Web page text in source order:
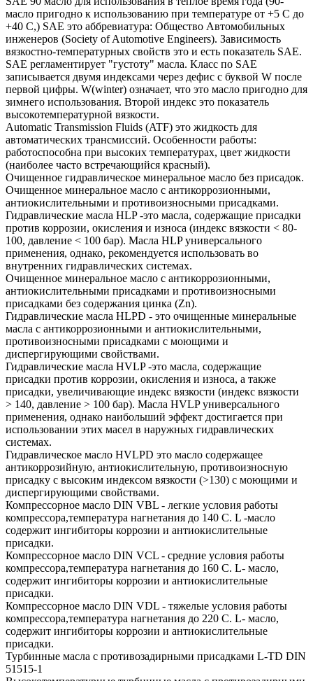
масло пригодно к использованию при температуре от +5 С до
+40 С,) SAE это аббревиатура: Общество Автомобильных
инженеров (Society of Automotive Engineers). Зависимость
вязкостно-температурных свойств это и есть показатель SAE.
SAE регламентирует "густоту" масла. Класс по SAE
записывается двумя индексами через дефис с буквой W после
первой цифры. W(winter) означает, что это масло пригодно для
зимнего использования. Второй индекс это показатель
высокотемпературной вязкости.
Automatic Transmission Fluids (ATF) это жидкость для
автоматических трансмиссий. Особенности работы:
работоспособна при высоких температурах, цвет жидкости
(наиболее часто встречающийся красный).
Очищенное гидравлическое минеральное масло без присадок.
Очищенное минеральное масло с антикоррозионными,
антиокислительными и противоизносными присадками.
Гидравлические масла HLP -это масла, содержащие присадки
против коррозии, окисления и износа (индекс вязкости < 80-
100, давление < 100 бар). Масла HLP универсального
применения, однако, рекомендуется использовать во
внутренних гидравлических системах.
Очищенное минеральное масло с антикоррозионными,
антиокислительными присадками и противоизносными
присадками без содержания цинка (Zn).
Гидравлические масла HLPD - это очищенные минеральные
масла с антикоррозионными и антиокислительными,
противоизносными присадками с моющими и
диспергирующими свойствами.
Гидравлические масла HVLP -это масла, содержащие
присадки против коррозии, окисления и износа, а также
присадки, увеличивающие индекс вязкости (индекс вязкости
> 140, давление > 100 бар). Масла HVLP универсального
применения, однако наибольший эффект достигается при
использовании этих масел в наружных гидравлических
системах.
Гидравлическое масло HVLPD это масло содержащее
антикоррозийную, антиокислительную, противоизносную
присадку с высоким индексом вязкости (>130) с моющими и
диспергирующими свойствами.
Компрессорное масло DIN VBL - легкие условия работы
компрессора,температура нагнетания до 140 С. L -масло
содержит ингибиторы коррозии и антиокислительные
присадки.
Компрессорное масло DIN VCL - средние условия работы
компрессора,температура нагнетания до 160 С. L- масло,
содержит ингибиторы коррозии и антиокислительные
присадки.
Компрессорное масло DIN VDL - тяжелые условия работы
компрессора,температура нагнетания до 220 С. L- масло,
содержит ингибиторы коррозии и антиокислительные
присадки.
Турбинные масла с противозадирными присадками L-TD DIN
51515-1